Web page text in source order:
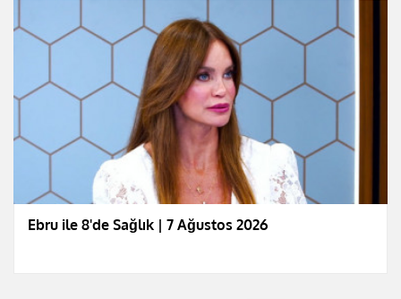
Ebru ile 8'de Sağlık | 7 Ağustos 2026